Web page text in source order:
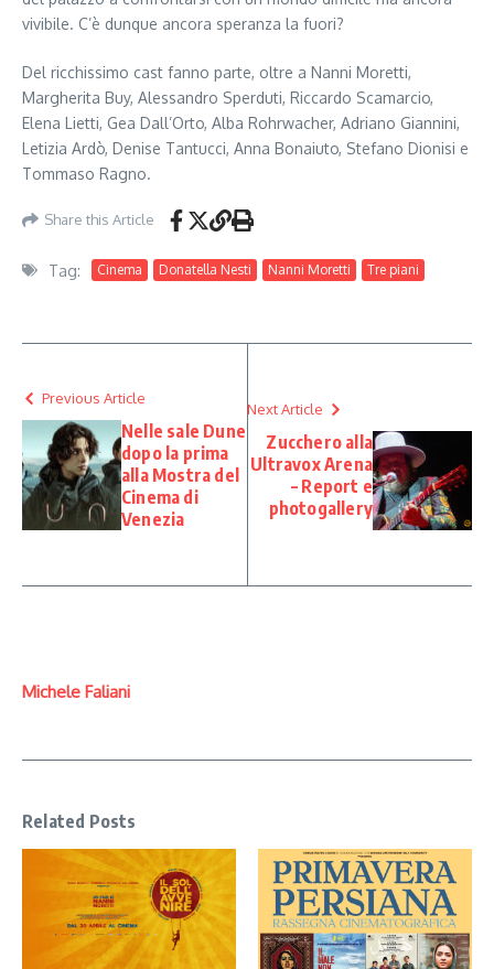
vivibile. C’è dunque ancora speranza la fuori?
Del ricchissimo cast fanno parte, oltre a Nanni Moretti,
Margherita Buy, Alessandro Sperduti, Riccardo Scamarcio,
Elena Lietti, Gea Dall’Orto, Alba Rohrwacher, Adriano Giannini,
Letizia Ardò, Denise Tantucci, Anna Bonaiuto, Stefano Dionisi e
Tommaso Ragno.
Share this Article
Tag: Cinema Donatella Nesti Nanni Moretti Tre piani
Previous Article
Nelle sale Dune
dopo la prima
alla Mostra del
Cinema di
Venezia
Next Article
Zucchero alla
Ultravox Arena
– Report e
photogallery
Michele Faliani
Related Posts